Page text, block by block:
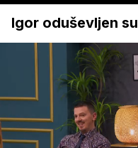
Igor oduševljen